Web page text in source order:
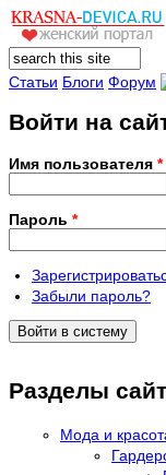
Форма
Поиск
Статьи Блоги Форум
Войти на
Имя пользователя *
Пароль *
Забыли пароль?
Разделы
Мода и